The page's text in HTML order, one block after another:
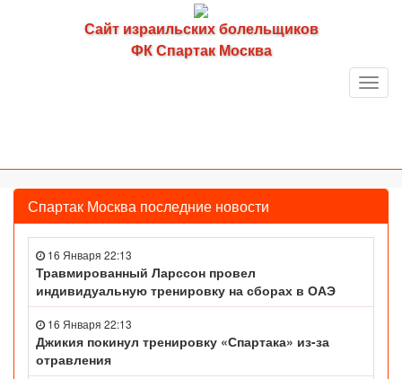
Сайт израильских болельщиков
ФК Спартак Москва
Спартак Москва последние новости
16 Января 22:13
Травмированный Ларссон провел
индивидуальную тренировку на сборах в ОАЭ
16 Января 22:13
Джикия покинул тренировку «Спартака» из-за
отравления